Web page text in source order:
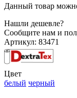
Данный товар
Нашли дешевле?
Сообщите нам и
Артикул: 83471
Цвет
белый черный